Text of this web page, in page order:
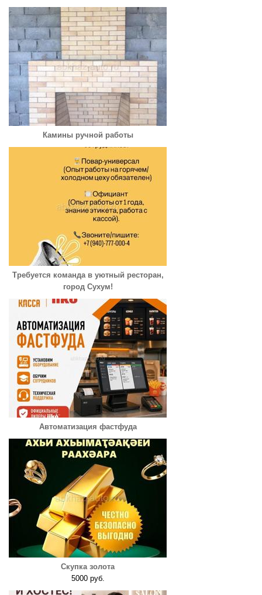
Камины ручной работы
Требуется команда в уютный ресторан,
город Сухум!
Автоматизация фастфуда
Скупка золота
5000 руб.